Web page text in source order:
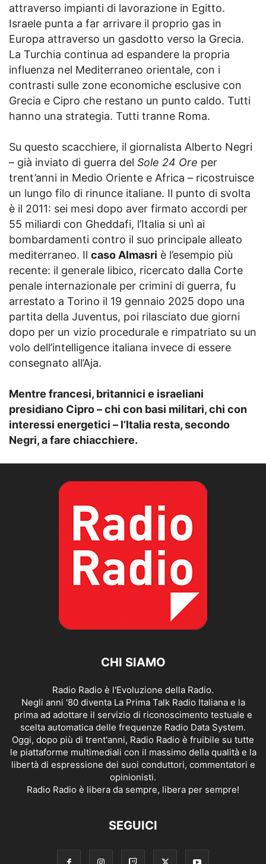
attraverso impianti di lavorazione in Egitto.
Israele punta a far arrivare il proprio gas in
Europa attraverso un gasdotto verso la Grecia.
La Turchia continua ad espandere la propria
influenza nel Mediterraneo orientale, con i
contrasti sulle zone economiche esclusive con
Grecia e Cipro che restano un punto caldo. Tutti
hanno una strategia. Tutti tranne Roma.
Su questo scacchiere, il giornalista Alberto Negri
– già inviato di guerra del Sole 24 Ore per
trent’anni in Medio Oriente e Africa – ricostruisce
un lungo filo di rinunce italiane. Il punto di svolta
è il 2011: sei mesi dopo aver firmato accordi per
55 miliardi con Gheddafi, l’Italia si unì ai
bombardamenti contro il suo principale alleato
mediterraneo. Il caso Almasri è l’esempio più
recente: il generale libico, ricercato dalla Corte
penale internazionale per crimini di guerra, fu
arrestato a Torino il 19 gennaio 2025 dopo una
partita della Juventus, poi rilasciato due giorni
dopo per un vizio procedurale e rimpatriato su un
volo dell’intelligence italiana invece di essere
consegnato all’Aja.
Mentre francesi, britannici e israeliani
presidiano Cipro – chi con basi militari, chi con
interessi energetici – l’Italia resta, secondo
Negri, a fare chiacchiere.
CHI SIAMO
Radio Radio è l'Evoluzione della Radio.
Negli anni '80 diventa La Prima Talk Radio Italiana e la
prima ad adottare il servizio di riconoscimento testuale e
scelta automatica delle frequenze Radio Data System.
Oggi, dopo più di trent'anni, Radio Radio è fruibile su tutte
le piattaforme multimediali con il massimo della qualità e la
libertà di espressione dei suoi conduttori, commentatori e
opinionisti.
Radio Radio è libera da sempre, libera per sempre!
SEGUICI